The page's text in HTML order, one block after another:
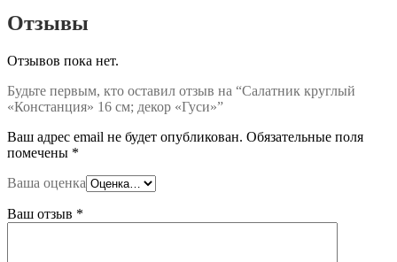
Отзывы
Отзывов пока нет.
Будьте первым, кто оставил отзыв на “Салатник круглый
«Констанция» 16 см; декор «Гуси»”
Ваш адрес email не будет опубликован. Обязательные поля
помечены *
Ваша оценка
Ваш отзыв *